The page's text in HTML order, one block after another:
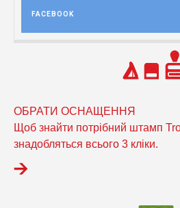
FACEBOOK
ОБРАТИ ОСНАЩЕННЯ
Щоб знайти потрібний штамп
знадобляться всього 3 кліки.